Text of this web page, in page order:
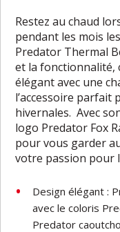
Restez au chaud
pendant les mois
Predator Thermal
et la fonctionnalité,
élégant avec une
l’accessoire parfait
hivernales. Avec
logo Predator Fox
pour vous garder
votre passion pour
Design élégant :
avec le coloris
Predator